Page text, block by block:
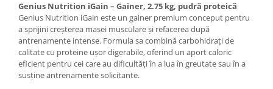
Genius Nutrition iGain – Gainer, 2.75 kg, pudră proteică
Genius Nutrition iGain este un gainer premium conceput pentru
a sprijini creșterea masei musculare și refacerea după
antrenamente intense. Formula sa combină carbohidrați de
calitate cu proteine ușor digerabile, oferind un aport caloric
eficient pentru cei care au dificultăți în a lua în greutate sau în a
susține antrenamente solicitante.